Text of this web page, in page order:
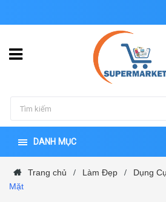
DANH MỤC
Trang chủ / Làm Đẹp / Dụng
Mặt